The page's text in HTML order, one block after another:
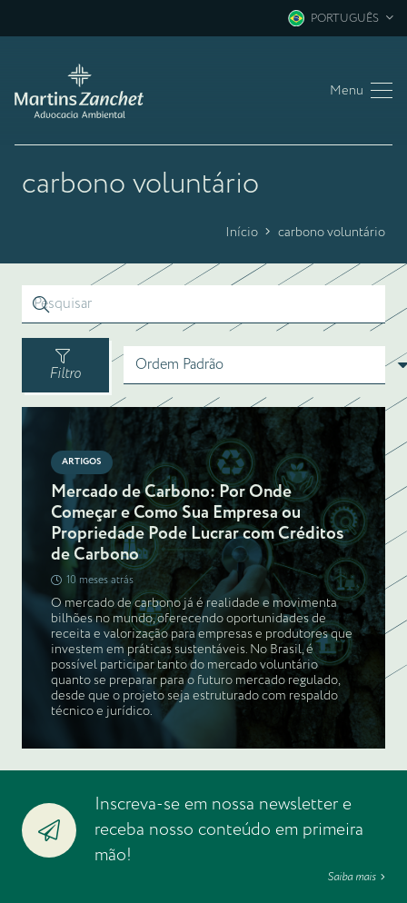
PORTUGUÊS
Menu
carbono voluntário
Início carbono voluntário
Filtro
ARTIGOS
Mercado de Carbono: Por Onde
Começar e Como Sua Empresa ou
Propriedade Pode Lucrar com Créditos
de Carbono
10 meses atrás
O mercado de carbono já é realidade e movimenta
bilhões no mundo, oferecendo oportunidades de
receita e valorização para empresas e produtores que
investem em práticas sustentáveis. No Brasil, é
possível participar tanto do mercado voluntário
quanto se preparar para o futuro mercado regulado,
desde que o projeto seja estruturado com respaldo
técnico e jurídico.
Inscreva-se em nossa newsletter e
receba nosso conteúdo em primeira
mão!
Saiba mais